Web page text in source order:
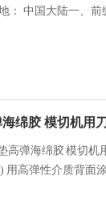
： 中国大陆一、
绵胶 模切机用
高弹海绵胶 模切
高弹性介质背面